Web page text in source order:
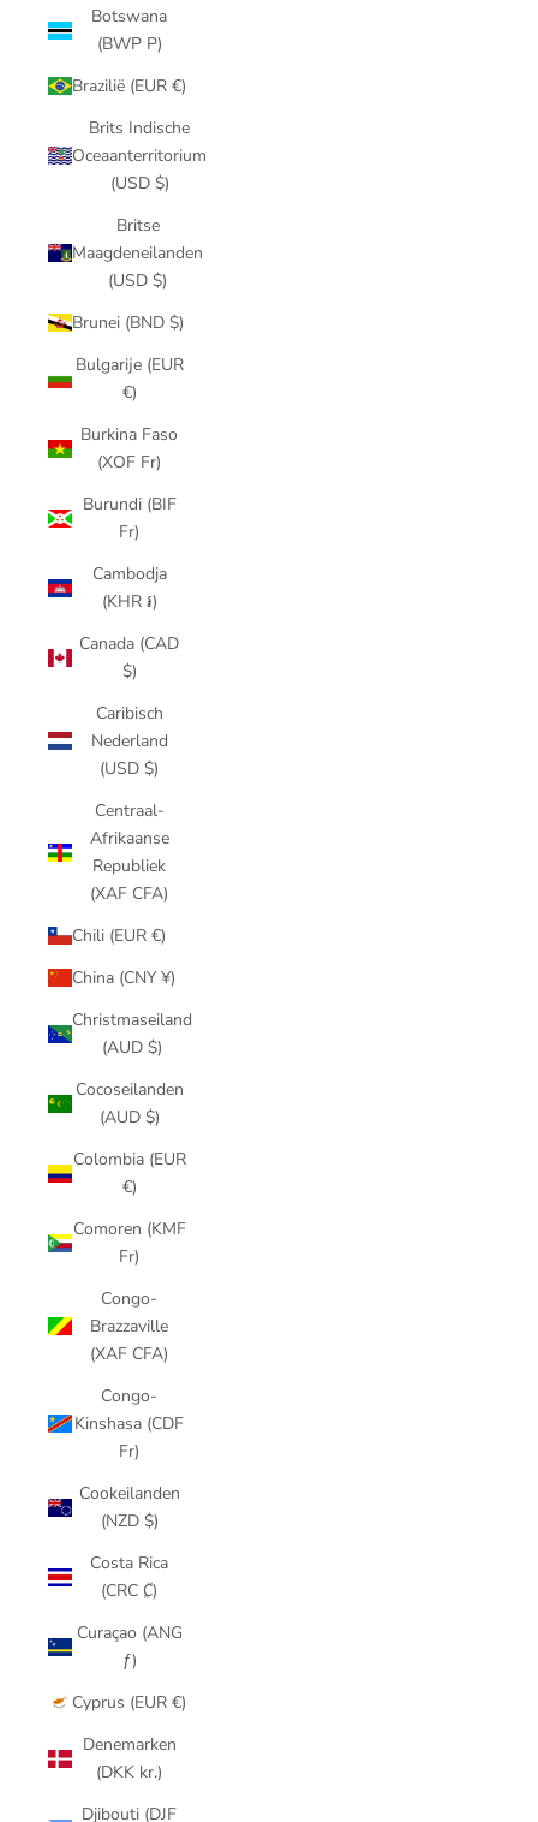
Botswana
(BWP P)
Brazilië (EUR €)
Brits Indische
Oceaanterritorium
(USD $)
Britse
Maagdeneilanden
(USD $)
Brunei (BND $)
Bulgarije (EUR
€)
Burkina Faso
(XOF Fr)
Burundi (BIF
Fr)
Cambodja
(KHR ៛)
Canada (CAD
$)
Caribisch
Nederland
(USD $)
Centraal-
Afrikaanse
Republiek
(XAF CFA)
Chili (EUR €)
China (CNY ¥)
Christmaseiland
(AUD $)
Cocoseilanden
(AUD $)
Colombia (EUR
€)
Comoren (KMF
Fr)
Congo-
Brazzaville
(XAF CFA)
Congo-
Kinshasa (CDF
Fr)
Cookeilanden
(NZD $)
Costa Rica
(CRC ₡)
Curaçao (ANG
ƒ)
Cyprus (EUR €)
Denemarken
(DKK kr.)
Djibouti (DJF